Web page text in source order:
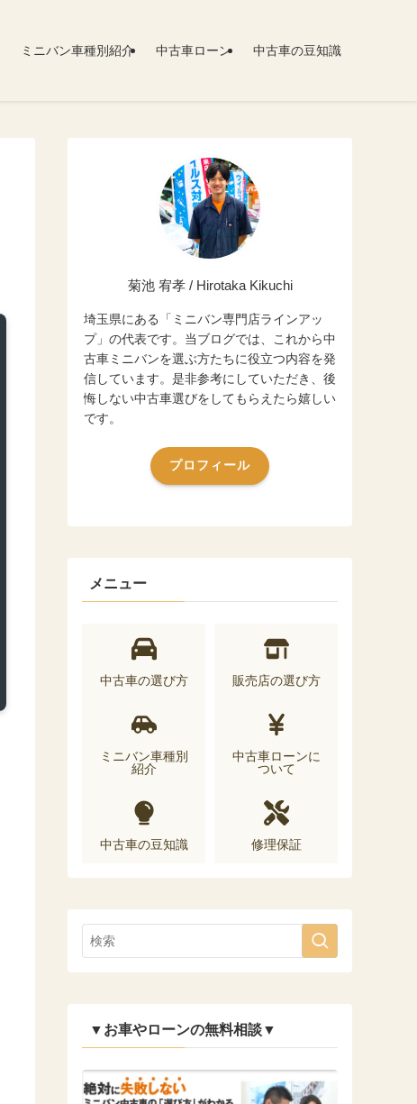
ミニバン車種別紹介 中古車ローン 中古車の豆知識
菊池 宥孝 / Hirotaka Kikuchi
埼玉県にある「ミニバン専門店ラインアッ
プ」の代表です。当ブログでは、これから中
古車ミニバンを選ぶ方たちに役立つ内容を発
信しています。是非参考にしていただき、後
悔しない中古車選びをしてもらえたら嬉しい
です。
プロフィール
メニュー
中古車の選び方 販売店の選び方
ミニバン車種別
紹介
中古車ローンに
ついて
中古車の豆知識 修理保証
▼お車やローンの無料相談▼